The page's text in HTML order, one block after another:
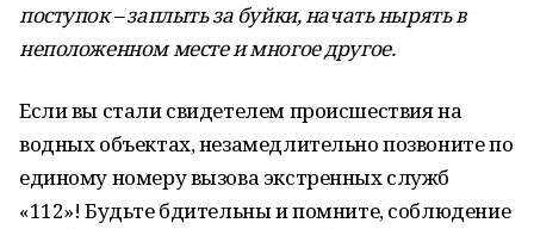
поступок – заплыть за буйки, начать нырять в
неположенном месте и многое другое.
Если вы стали свидетелем происшествия на
водных объектах, незамедлительно позвоните по
единому номеру вызова экстренных служб
«112»! Будьте бдительны и помните, соблюдение